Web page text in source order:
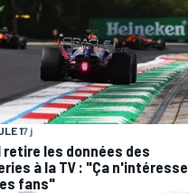
17 j
retire les données des
à la TV : "Ça n'intéresse
fans"